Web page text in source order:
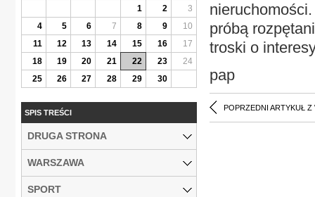
próbą
troski o
pap
POPRZEDNI ARTYKUŁ Z
1
2
3
4
5 6 7 8 9
10
11
12 13 14 15 16
17
18
19 20 21 22 23
24
25
26 27 28 29 30
SPIS TREŚCI
DRUGA STRONA
WARSZAWA
SPORT